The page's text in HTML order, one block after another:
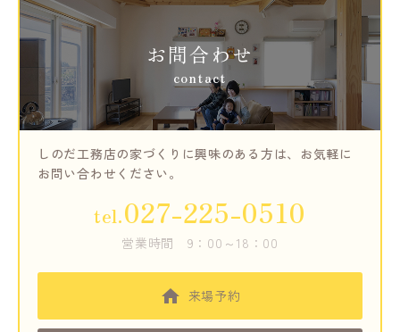
お問合わせ
contact
しのだ工務店の家づくりに興味のある方は、 お気軽に
お問い合わせください。
tel.027-225-0510
営業時間 9：00～18：00
来場予約